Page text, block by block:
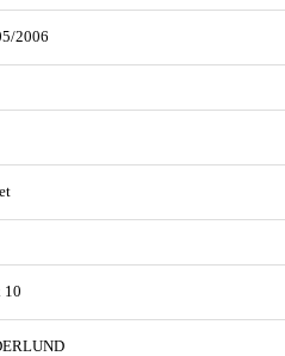
2006
10